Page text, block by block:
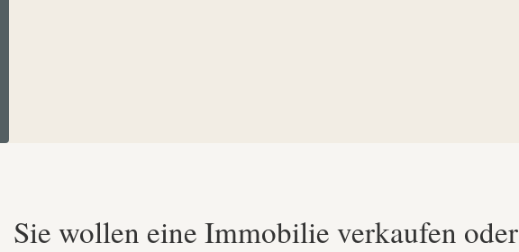
Sie wollen eine Immobilie verkaufen